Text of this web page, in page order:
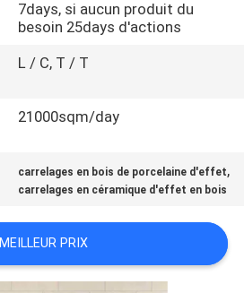
7days, si aucun produit du
besoin 25days d'actions
L / C, T / T
21000sqm/day
carrelages en bois de porcelaine d'effet,
carrelages en céramique d'effet en bois
MEILLEUR PRIX